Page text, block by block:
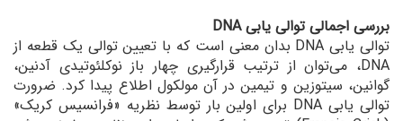
بررسی اجمالی توالی یابی DNA
توالی یابی DNA بدان معنی است که با تعیین توالی یک قطعه از
DNA، می‌توان از ترتیب قرارگیری چهار باز نوکلئوتیدی آدنین،
گوانین، سیتوزین و تیمین در آن مولکول اطلاع پیدا کرد. ضرورت
توالی یابی DNA برای اولین بار توسط نظریه «فرانسیس کریک»